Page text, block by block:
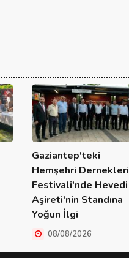
Gaziantep'teki
Hemşehri Dernekleri
Festivali'nde Hevedi
Aşireti'nin Standına
Yoğun İlgi
08/08/2026